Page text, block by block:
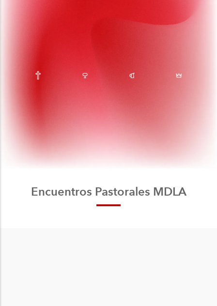
Encuentros Pastorales MDLA